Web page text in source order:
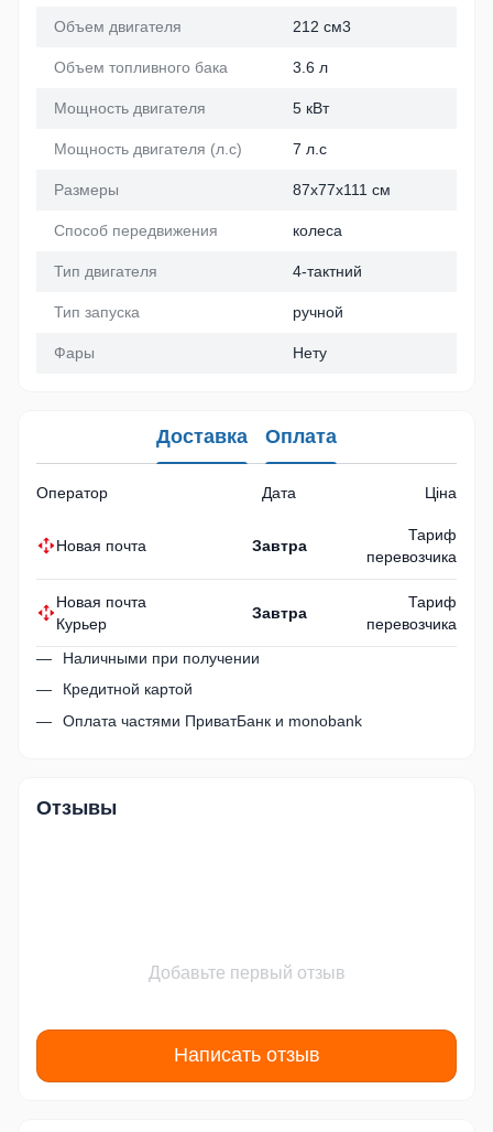
Объем двигателя 212 см3
Объем топливного бака 3.6 л
Мощность двигателя 5 кВт
Мощность двигателя (л.с) 7 л.с
Размеры 87x77x111 см
Способ передвижения колеса
Тип двигателя 4-тактний
Тип запуска ручной
Фары Нету
Доставка Оплата
Оператор Дата Ціна
Новая почта Завтра
Тариф
перевозчика
Новая почта
Курьер
Завтра
Тариф
перевозчика
Наличными при получении
Кредитной картой
Оплата частями ПриватБанк и monobank
Отзывы
Добавьте первый отзыв
Написать отзыв